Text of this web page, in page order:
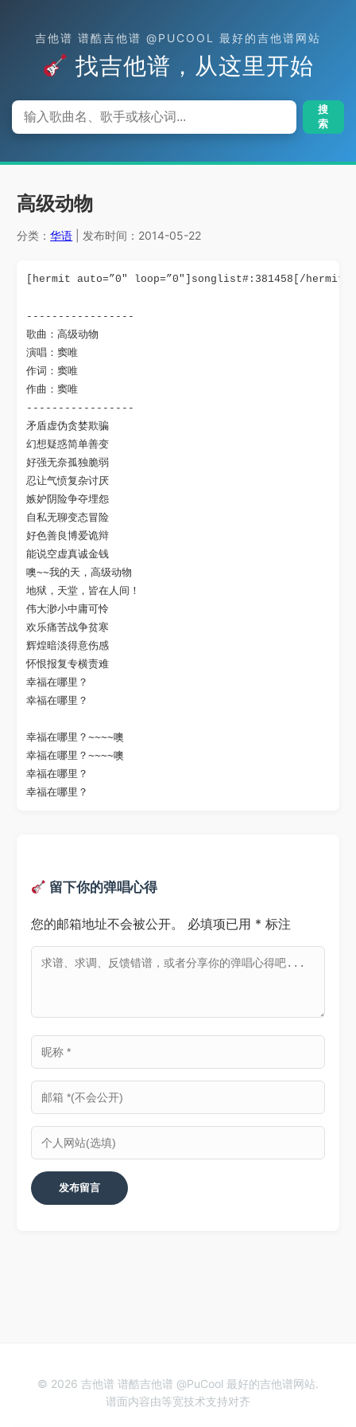
吉他谱 谱酷吉他谱 @PUCOOL 最好的吉他谱网站
找吉他谱，从这里开始
搜
索
高级动物
分类：华语 | 发布时间：2014-05-22
[hermit auto=”0″ loop=”0″]songlist#:381458[/hermit]
-----------------
歌曲：高级动物
演唱：窦唯
作词：窦唯
作曲：窦唯
-----------------
矛盾虚伪贪婪欺骗
幻想疑惑简单善变
好强无奈孤独脆弱
忍让气愤复杂讨厌
嫉妒阴险争夺埋怨
自私无聊变态冒险
好色善良博爱诡辩
能说空虚真诚金钱
噢~~我的天，高级动物
地狱，天堂，皆在人间！
伟大渺小中庸可怜
欢乐痛苦战争贫寒
辉煌暗淡得意伤感
怀恨报复专横责难
幸福在哪里？
幸福在哪里？
幸福在哪里？~~~~噢
幸福在哪里？~~~~噢
幸福在哪里？
留下你的弹唱心得
您的邮箱地址不会被公开。 必填项已用 * 标注
© 2026 吉他谱 谱酷吉他谱 @PuCool 最好的吉他谱网站.
谱面内容由等宽技术支持对齐